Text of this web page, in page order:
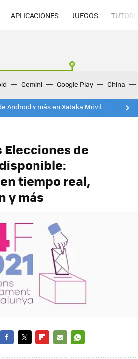
APLICACIONES JUEGOS
Gemini Google Play China
Android y más en Xataka Móvil
Elecciones de
tiempo real,
y más